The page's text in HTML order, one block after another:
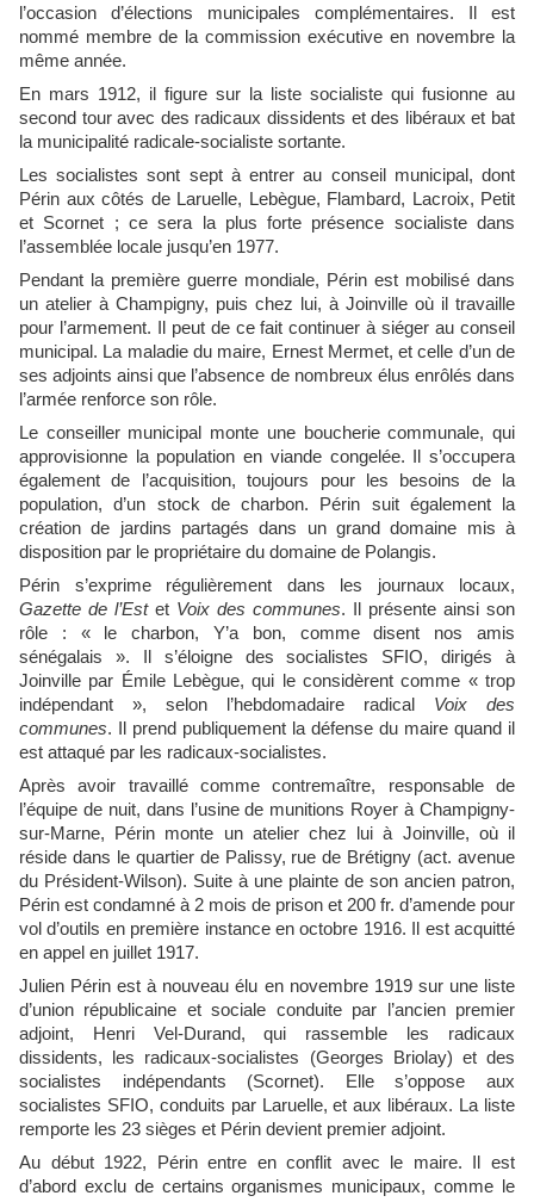
l’occasion d’élections municipales complémentaires. Il est
nommé membre de la commission exécutive en novembre la
même année.
En mars 1912, il figure sur la liste socialiste qui fusionne au
second tour avec des radicaux dissidents et des libéraux et bat
la municipalité radicale-socialiste sortante.
Les socialistes sont sept à entrer au conseil municipal, dont
Périn aux côtés de Laruelle, Lebègue, Flambard, Lacroix, Petit
et Scornet ; ce sera la plus forte présence socialiste dans
l’assemblée locale jusqu’en 1977.
Pendant la première guerre mondiale, Périn est mobilisé dans
un atelier à Champigny, puis chez lui, à Joinville où il travaille
pour l’armement. Il peut de ce fait continuer à siéger au conseil
municipal. La maladie du maire, Ernest Mermet, et celle d’un de
ses adjoints ainsi que l’absence de nombreux élus enrôlés dans
l’armée renforce son rôle.
Le conseiller municipal monte une boucherie communale, qui
approvisionne la population en viande congelée. Il s’occupera
également de l’acquisition, toujours pour les besoins de la
population, d’un stock de charbon. Périn suit également la
création de jardins partagés dans un grand domaine mis à
disposition par le propriétaire du domaine de Polangis.
Périn s’exprime régulièrement dans les journaux locaux,
Gazette de l’Estet Voix des communes. Il présente ainsi son
rôle : « le charbon, Y’a bon, comme disent nos amis
sénégalais ». Il s’éloigne des socialistes SFIO, dirigés à
Joinville par Émile Lebègue, qui le considèrent comme « trop
indépendant », selon l’hebdomadaire radical Voix des
communes. Il prend publiquement la défense du maire quand il
est attaqué par les radicaux-socialistes.
Après avoir travaillé comme contremaître, responsable de
l’équipe de nuit, dans l’usine de munitions Royer à Champigny-
sur-Marne, Périn monte un atelier chez lui à Joinville, où il
réside dans le quartier de Palissy, rue de Brétigny (act. avenue
du Président-Wilson). Suite à une plainte de son ancien patron,
Périn est condamné à 2 mois de prison et 200 fr. d’amende pour
vol d’outils en première instance en octobre 1916. Il est acquitté
en appel en juillet 1917.
Julien Périn est à nouveau élu en novembre 1919 sur une liste
d’union républicaine et sociale conduite par l’ancien premier
adjoint, Henri Vel-Durand, qui rassemble les radicaux
dissidents, les radicaux-socialistes (Georges Briolay) et des
socialistes indépendants (Scornet). Elle s’oppose aux
socialistes SFIO, conduits par Laruelle, et aux libéraux. La liste
remporte les 23 sièges et Périn devient premier adjoint.
Au début 1922, Périn entre en conflit avec le maire. Il est
d’abord exclu de certains organismes municipaux, comme le